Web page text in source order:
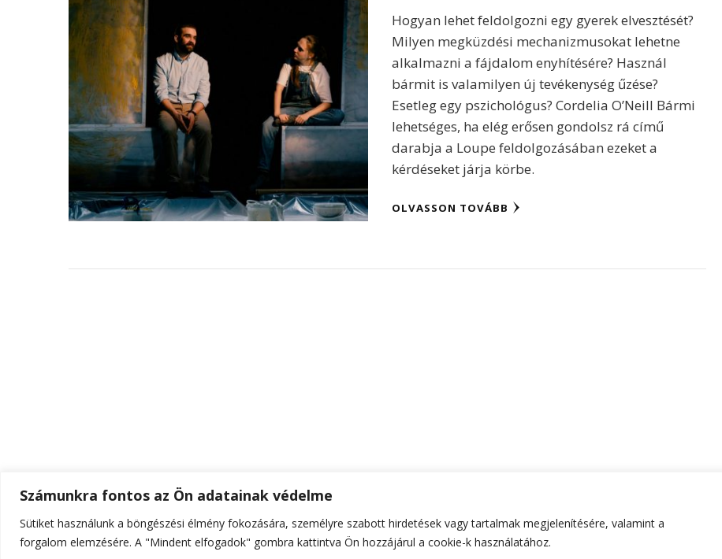
Számunkra fontos az Ön adatainak védelme
Sütiket használunk a böngészési élmény fokozására, személyre szabott hirdetések vagy tartalmak megjelenítésére, valamint a
forgalom elemzésére. A "Mindent elfogadok" gombra kattintva Ön hozzájárul a cookie-k használatához.
Hogyan lehet feldolgozni egy gyerek elvesztését?
Milyen megküzdési mechanizmusokat lehetne
alkalmazni a fájdalom enyhítésére? Használ
bármit is valamilyen új tevékenység űzése?
Esetleg egy pszichológus? Cordelia O’Neill Bármi
lehetséges, ha elég erősen gondolsz rá című
darabja a Loupe feldolgozásában ezeket a
kérdéseket járja körbe.
OLVASSON TOVÁBB
© Szerzői jog 2026ELTE Online . Minden jog fenntartva.Hello Fashion | Fejlesztette